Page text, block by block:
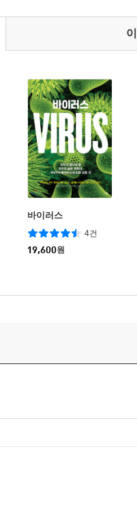
바이러스
4건
19,600원